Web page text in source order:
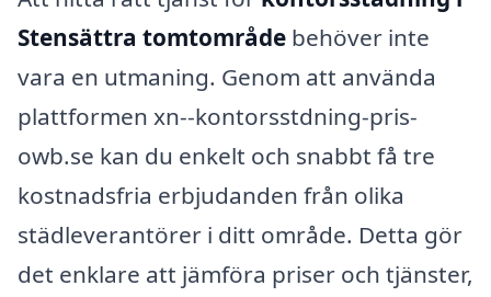
Stensättra tomtområde behöver inte
vara en utmaning. Genom att använda
plattformen xn--kontorsstdning-pris-
owb.se kan du enkelt och snabbt få tre
kostnadsfria erbjudanden från olika
städleverantörer i ditt område. Detta gör
det enklare att jämföra priser och tjänster,